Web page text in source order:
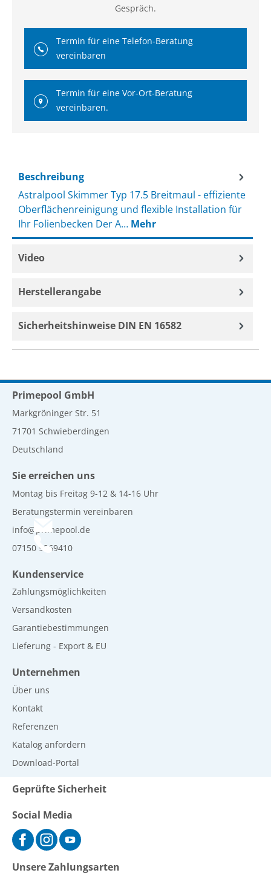
Gespräch.
Termin für eine Telefon-Beratung
vereinbaren
Termin für eine Vor-Ort-Beratung
vereinbaren.
Beschreibung
Astralpool Skimmer Typ 17.5 Breitmaul - effiziente
Oberflächenreinigung und flexible Installation für
Ihr Folienbecken Der A… Mehr
Video
Herstellerangabe
Sicherheitshinweise DIN EN 16582
Primepool GmbH
Markgröninger Str. 51
71701 Schwieberdingen
Deutschland
Sie erreichen uns
Montag bis Freitag 9-12 & 14-16 Uhr
Beratungstermin vereinbaren
info@primepool.de
07150 9269410
Kundenservice
Zahlungsmöglichkeiten
Versandkosten
Garantiebestimmungen
Lieferung - Export & EU
Unternehmen
Über uns
Kontakt
Referenzen
Katalog anfordern
Download-Portal
Geprüfte Sicherheit
Social Media
Unsere Zahlungsarten